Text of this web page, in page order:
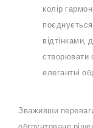
колір
відтінками,
створювати
елегантні
Зваживши